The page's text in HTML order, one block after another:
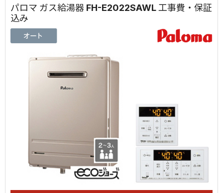
パロマ ガス給湯器 FH-E2022SAWL 工事費・保証
込み